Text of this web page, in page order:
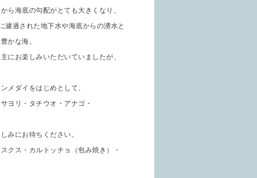
ら海底の勾配がとても大きくなり、
過された地下水や海底からの湧水と
かな海。
にお楽しみいただいていましたが、
メダイをはじめとして、
ヨリ・タチウオ・アナゴ・
みにお待ちください。
クス・カルトッチョ（包み焼き）・